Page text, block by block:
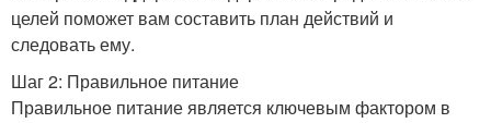
целей поможет вам составить план действий и
следовать ему.
Шаг 2: Правильное питание
Правильное питание является ключевым фактором в